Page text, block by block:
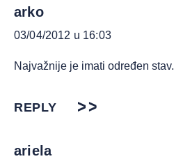
arko
03/04/2012 u 16:03
Najvažnije je imati određen stav.
REPLY
ariela